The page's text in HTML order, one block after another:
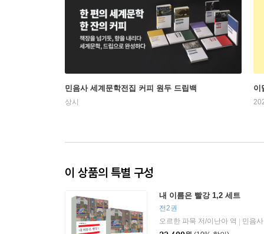
민음사 세계문학전집 커피 원두 드립백
상시
이
이 상품의 특별 구성
내 이름은 빨강 1,2 세트
전2권
오르한 파묵 저/이난아 역 | 민음사